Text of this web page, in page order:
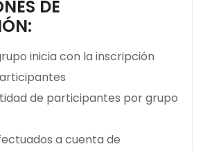
DE
inicia con la inscripción
de participantes por grupo
a cuenta de